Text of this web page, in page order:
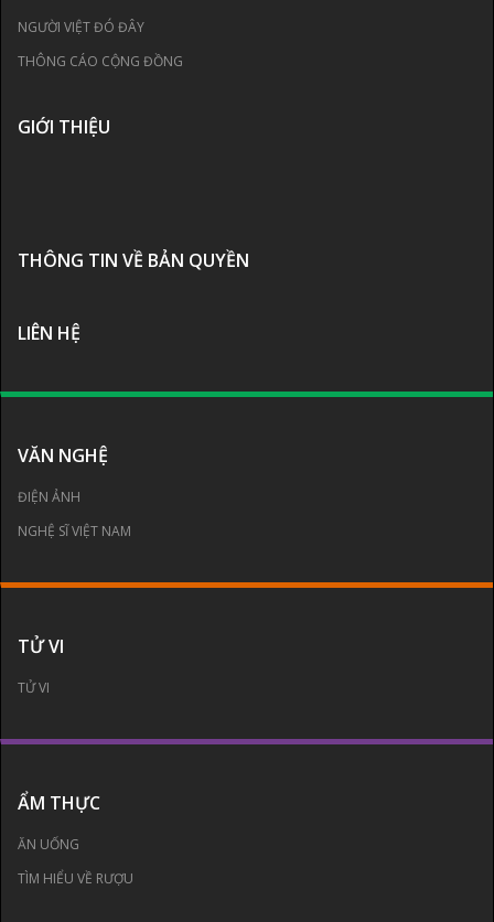
NGƯỜI VIỆT ĐÓ ĐÂY
THÔNG CÁO CỘNG ĐỒNG
GIỚI THIỆU
THÔNG TIN VỀ BẢN QUYỀN
LIÊN HỆ
VĂN NGHỆ
ĐIỆN ẢNH
NGHỆ SĨ VIỆT NAM
TỬ VI
TỬ VI
ẨM THỰC
ĂN UỐNG
TÌM HIỂU VỀ RƯỢU